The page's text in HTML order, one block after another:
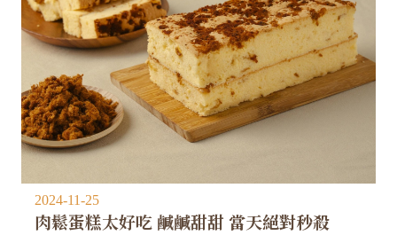
2024-11-25
肉鬆蛋糕太好吃 鹹鹹甜甜 當天絕對秒殺